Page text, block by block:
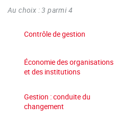
Au choix : 3 parmi 4
Contrôle de gestion
Économie des organisations
et des institutions
Gestion : conduite du
changement